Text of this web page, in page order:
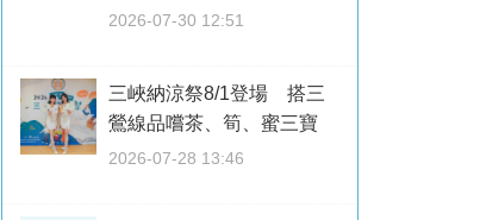
2026-07-30 12:51
三峽納涼祭8/1登場 搭三
鶯線品嚐茶、筍、蜜三寶
2026-07-28 13:46